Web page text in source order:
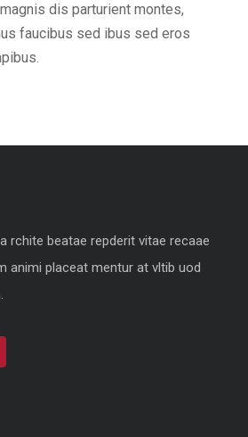
dis parturient montes,
faucibus sed ibus sed eros
rchite beatae repderit vitae recaae
animi placeat mentur at vltib uod